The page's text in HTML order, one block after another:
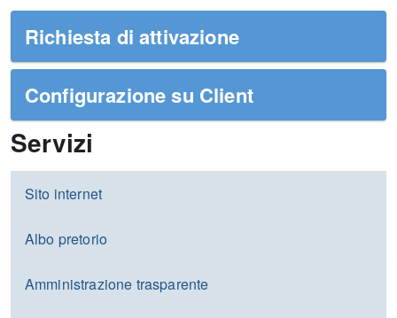
Richiesta di attivazione
Configurazione su Client
Servizi
Sito internet
Albo pretorio
Amministrazione trasparente